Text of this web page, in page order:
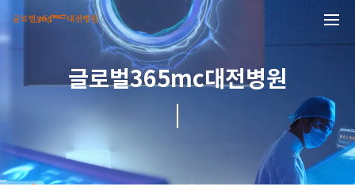
글로벌365mc대전병원